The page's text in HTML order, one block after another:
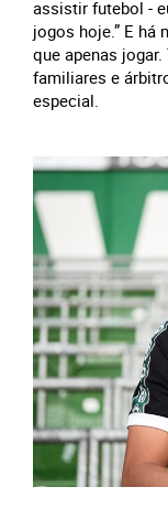
assistir futebol -
jogos hoje.” E há
que apenas
familiares e
especial.